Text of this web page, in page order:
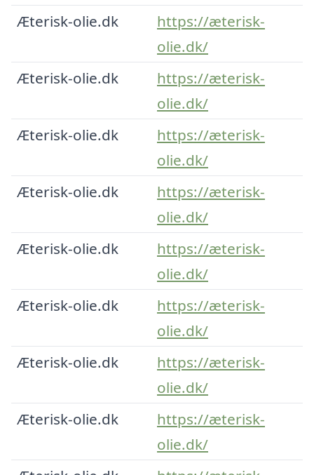
Æterisk-olie.dk
https://æterisk-
olie.dk/
Æterisk-olie.dk
https://æterisk-
olie.dk/
Æterisk-olie.dk
https://æterisk-
olie.dk/
Æterisk-olie.dk
https://æterisk-
olie.dk/
Æterisk-olie.dk
https://æterisk-
olie.dk/
Æterisk-olie.dk
https://æterisk-
olie.dk/
Æterisk-olie.dk
https://æterisk-
olie.dk/
Æterisk-olie.dk
https://æterisk-
olie.dk/